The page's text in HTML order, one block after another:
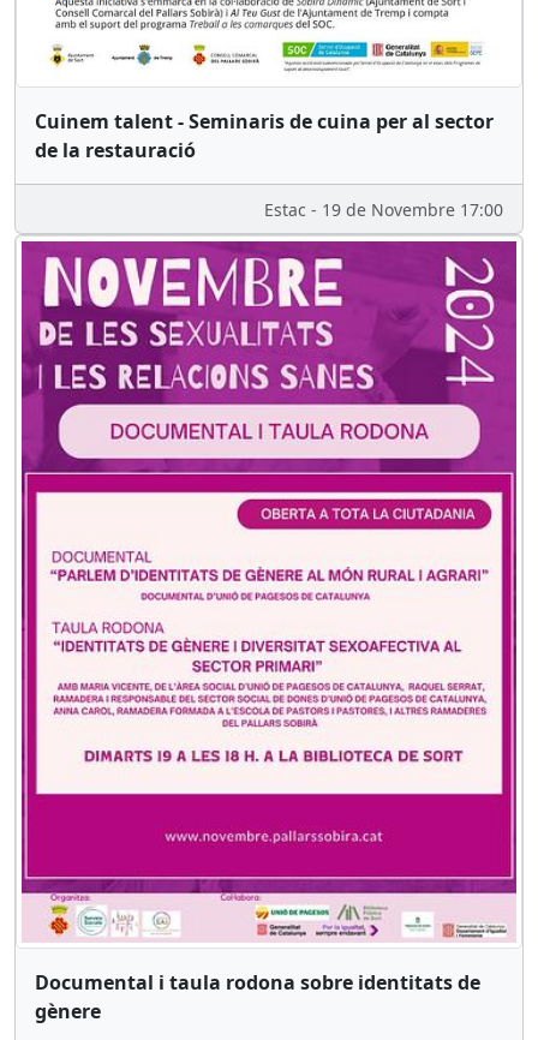
Cuinem talent - Seminaris de cuina per al sector
de la restauració
Estac - 19 de Novembre 17:00
Documental i taula rodona sobre identitats de
gènere